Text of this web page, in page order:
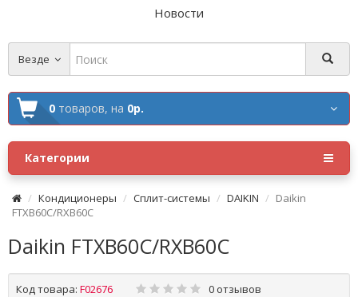
Новости
Везде
0 товаров, на 0р.
Категории
Кондиционеры Сплит-системы DAIKIN
Daikin
FTXB60C/RXB60C
Daikin FTXB60C/RXB60C
Код товара: F02676 0 отзывов